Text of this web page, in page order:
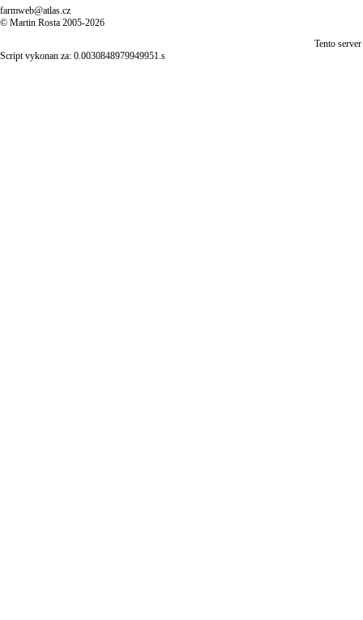
farmweb@atlas.cz
© Martin Rosta 2005-2026
Tento
Script vykonan za: 0.0030848979949951.s